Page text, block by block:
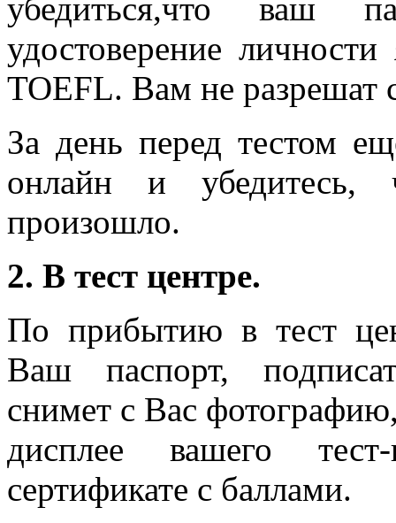
убедиться,что ваш
удостоверение
TOEFL. Вам не разрешат
За день перед тестом
онлайн и убедитесь,
произошло.
2. В тест центре.
По прибытию в тест
Ваш паспорт,
снимет с Вас
дисплее вашего
сертификате с баллами.